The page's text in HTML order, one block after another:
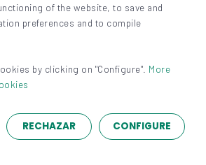
©2026 BIZKAIAGARA
Irisgarritasuna
oharra eta pribatutasuna
of the website, to save and
preferences and to compile
by clicking on "Configure". More
RECHAZAR CONFIGURE